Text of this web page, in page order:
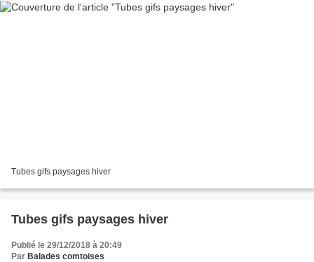
Tubes gifs paysages hiver
Tubes gifs paysages hiver
Publié le 29/12/2018 à 20:49
Par Balades comtoises